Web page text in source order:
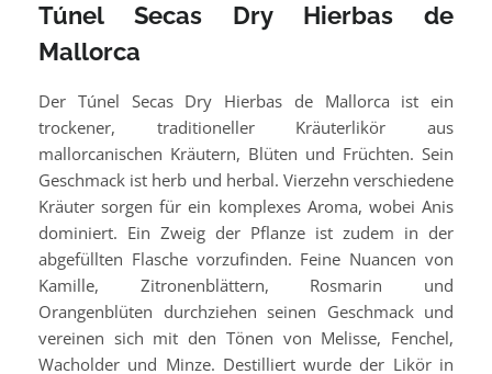
Túnel Secas Dry Hierbas de
Mallorca
Der Túnel Secas Dry Hierbas de Mallorca ist ein
trockener, traditioneller Kräuterlikör aus
mallorcanischen Kräutern, Blüten und Früchten. Sein
Geschmack ist herb und herbal. Vierzehn verschiedene
Kräuter sorgen für ein komplexes Aroma, wobei Anis
dominiert. Ein Zweig der Pflanze ist zudem in der
abgefüllten Flasche vorzufinden. Feine Nuancen von
Kamille, Zitronenblättern, Rosmarin und
Orangenblüten durchziehen seinen Geschmack und
vereinen sich mit den Tönen von Melisse, Fenchel,
Wacholder und Minze. Destilliert wurde der Likör in